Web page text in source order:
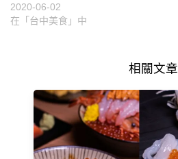
2020-06-02
在「台中美食」中
相關文章